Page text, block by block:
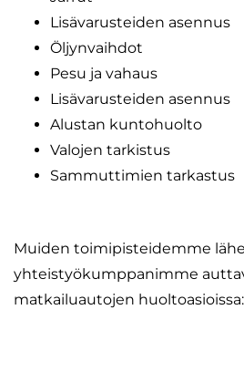
Lisävarusteiden asennus
Öljynvaihdot
Pesu ja vahaus
Lisävarusteiden asennus
Alustan kuntohuolto
Valojen tarkistus
Sammuttimien tarkastus
Muiden toimipisteidemme
yhteistyökumppanimme
matkailuautojen huoltoasioissa: